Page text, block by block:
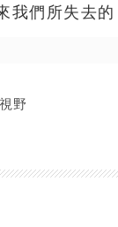
我們所失去的
野